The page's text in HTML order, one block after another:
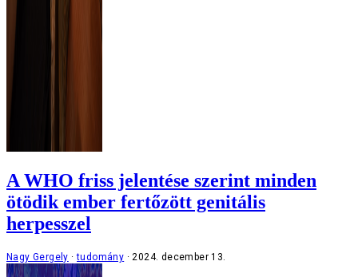
A WHO friss jelentése szerint minden
ötödik ember fertőzött genitális
herpesszel
Nagy Gergely tudomány 2024. december 13.